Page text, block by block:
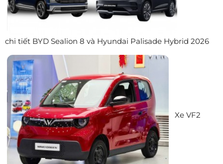
chi tiết BYD Sealion 8 và Hyundai Palisade Hybrid 2026
Xe VF2